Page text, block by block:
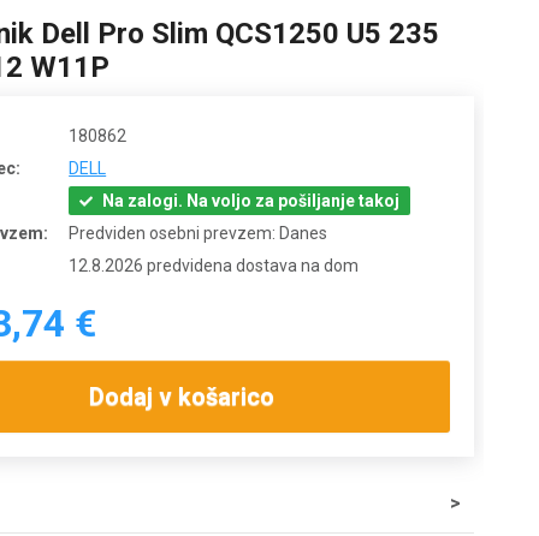
Dell Pro Slim QCS1250 U5 235
W11P
180862
DELL
Na zalogi. Na voljo za pošiljanje takoj
Predviden osebni prevzem: Danes
12.8.2026 predvidena dostava na dom
€
Dodaj v košarico